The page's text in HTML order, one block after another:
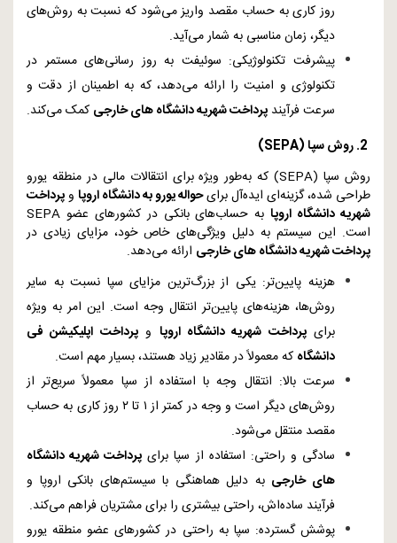
روز کاری به حساب مقصد واریز می‌شود که نسبت به روش‌های
دیگر، زمان مناسبی به شمار می‌آید.
پیشرفت تکنولوژیکی: سوئیفت به روز رسانی‌های مستمر در
تکنولوژی و امنیت را ارائه می‌دهد، که به اطمینان از دقت و
سرعت فرآیند پرداخت شهریه دانشگاه‌ های خارجی کمک می‌کند.
SEPA
)
روش سپا (SEPA) که به‌طور ویژه برای انتقالات مالی در منطقه یورو
طراحی شده، گزینه‌ای ایده‌آل برایحواله یورو به دانشگاه اروپا وپرداخت
شهریه دانشگاه اروپابه حساب‌های بانکی در کشورهای عضو SEPA
است. این سیستم به دلیل ویژگی‌های خاص خود، مزایای زیادی در
پرداخت شهریه دانشگاه‌ های خارجی ارائه می‌دهد.
هزینه پایین‌تر: یکی از بزرگ‌ترین مزایای سپا نسبت به سایر
روش‌ها، هزینه‌های پایین‌تر انتقال وجه است. این امر به ویژه
برایپرداخت شهریه دانشگاه اروپا وپرداخت اپلیکیشن فی
دانشگاه که معمولاً در مقادیر زیاد هستند، بسیار مهم است.
سرعت بالا: انتقال وجه با استفاده از سپا معمولاً سریع‌تر از
روش‌های دیگر است و وجه در کمتر از ۱ تا ۲ روز کاری به حساب
مقصد منتقل می‌شود.
سادگی و راحتی: استفاده از سپا برای پرداخت شهریه دانشگاه‌
های خارجی به دلیل هماهنگی با سیستم‌های بانکی اروپا و
فرآیند ساده‌اش، راحتی بیشتری را برای مشتریان فراهم می‌کند.
پوشش گسترده: سپا به راحتی در کشورهای عضو منطقه یورو